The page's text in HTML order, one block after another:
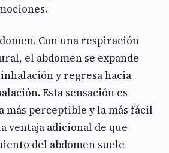
Con una respiración
el abdomen se expande
y regresa hacia
Esta sensación es
perceptible y la más fácil
ventaja adicional de que
del abdomen suele